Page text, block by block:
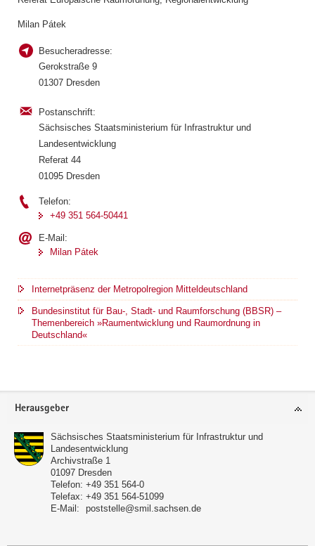
Milan Pátek
Besucheradresse:
Gerokstraße 9
01307 Dresden
Postanschrift:
Sächsisches Staatsministerium für Infrastruktur und
Landesentwicklung
Referat 44
01095 Dresden
Telefon:
+49 351 564-50441
E-Mail:
Milan Pátek
Internetpräsenz der Metropolregion Mitteldeutschland
Bundesinstitut für Bau-, Stadt- und Raumforschung (BBSR) –
Themenbereich »Raumentwicklung und Raumordnung in
Deutschland«
Footer-
Herausgeber
Sächsisches Staatsministerium für Infrastruktur und
Landesentwicklung
Archivstraße 1
01097 Dresden
Telefon: +49 351 564-0
Telefax: +49 351 564-51099
E-Mail:
poststelle@smil.sachsen.de